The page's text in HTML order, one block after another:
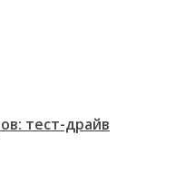
тест-драйв